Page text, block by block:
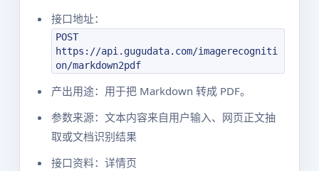
接口地址：
POST
https://api.gugudata.com/imagerecogniti
on/markdown2pdf
产出用途：用于把 Markdown 转成 PDF。
参数来源：文本内容来自用户输入、网页正文抽
取或文档识别结果
接口资料：详情页